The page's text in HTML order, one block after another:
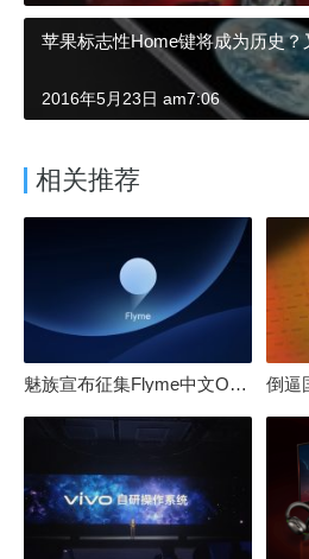
苹果标志性Home键将成为历史
2016年5月23日 am7:06
相关推荐
魅族宣布征集Flyme中文OS名：要像鸿蒙、澎湃一样响亮